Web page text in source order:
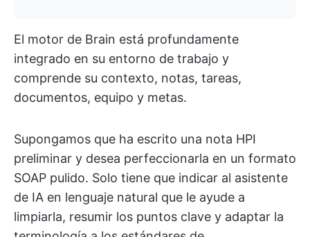
El motor de Brain está profundamente
integrado en su entorno de trabajo y
comprende su contexto, notas, tareas,
documentos, equipo y metas.
Supongamos que ha escrito una nota HPI
preliminar y desea perfeccionarla en un formato
SOAP pulido. Solo tiene que indicar al asistente
de IA en lenguaje natural que le ayude a
limpiarla, resumir los puntos clave y adaptar la